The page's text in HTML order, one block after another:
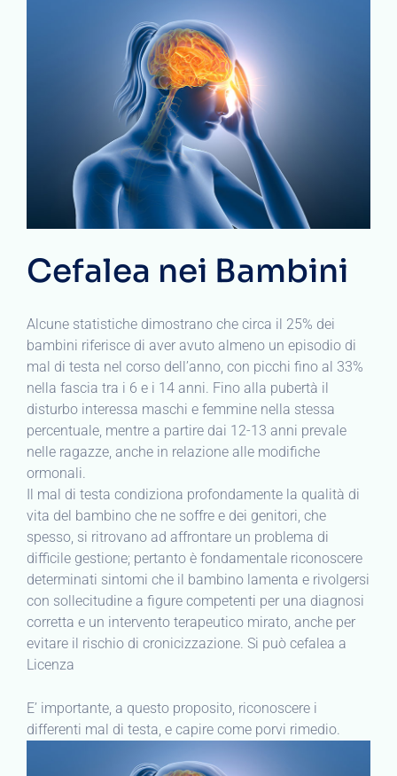
Cefalea nei Bambini
Alcune statistiche dimostrano che circa il 25% dei
bambini riferisce di aver avuto almeno un episodio di
mal di testa nel corso dell’anno, con picchi fino al 33%
nella fascia tra i 6 e i 14 anni. Fino alla pubertà il
disturbo interessa maschi e femmine nella stessa
percentuale, mentre a partire dai 12-13 anni prevale
nelle ragazze, anche in relazione alle modifiche
ormonali.
Il mal di testa condiziona profondamente la qualità di
vita del bambino che ne soffre e dei genitori, che
spesso, si ritrovano ad affrontare un problema di
difficile gestione; pertanto è fondamentale riconoscere
determinati sintomi che il bambino lamenta e rivolgersi
con sollecitudine a figure competenti per una diagnosi
corretta e un intervento terapeutico mirato, anche per
evitare il rischio di cronicizzazione. Si può cefalea a
Licenza
E’ importante, a questo proposito, riconoscere i
differenti mal di testa, e capire come porvi rimedio.